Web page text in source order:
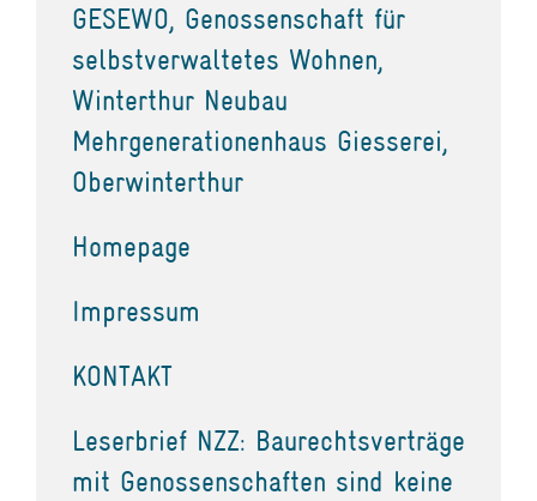
GESEWO, Genossenschaft für
selbstverwaltetes Wohnen,
Winterthur Neubau
Mehrgenerationenhaus Giesserei,
Oberwinterthur
Homepage
Impressum
KONTAKT
Leserbrief NZZ: Baurechtsverträge
mit Genossenschaften sind keine